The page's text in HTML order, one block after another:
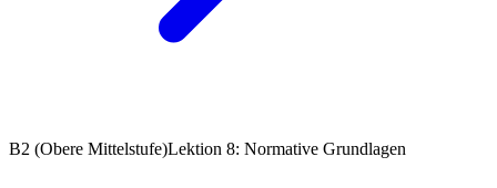
B2 (Obere Mittelstufe)Lektion 8: Normative Grundlagen